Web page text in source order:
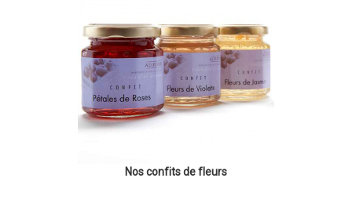
Nos confits de fleurs